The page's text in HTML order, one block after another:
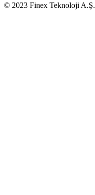
© 2023 Finex Teknoloji A.Ş.